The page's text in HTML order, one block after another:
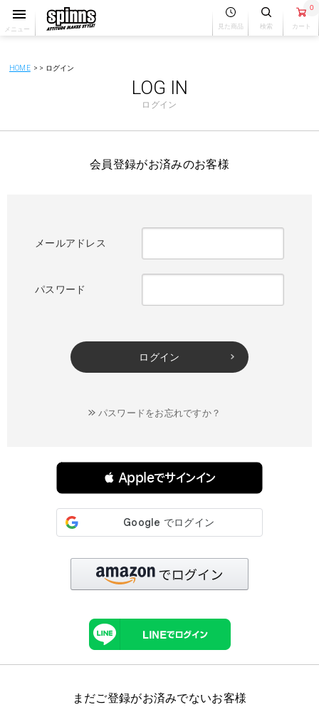
メニュー 見た商品 検索
0
カート
HOME ログイン
LOG IN
ログイン
会員登録がお済みのお客様
メールアドレス
パスワード
ログイン
パスワードをお忘れですか？
 Appleでサインイン
まだご登録がお済みでないお客様